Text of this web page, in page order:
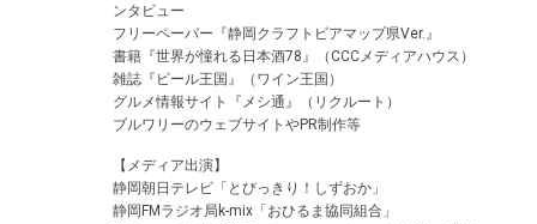
ンタビュー
フリーペーパー『静岡クラフトビアマップ県Ver.』
書籍『世界が憧れる日本酒78』（CCCメディアハウス）
雑誌『ビール王国』（ワイン王国）
グルメ情報サイト『メシ通』（リクルート）
ブルワリーのウェブサイトやPR制作等
【メディア出演】
静岡朝日テレビ「とびっきり！しずおか」
静岡FMラジオ局k-mix「おひるま協同組合」